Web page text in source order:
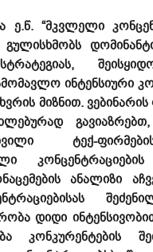
ე.წ. “მკვლელი
ინტენსიური
მიზნით.
გავიაზრებთ,
ტექ-
ანალიზი
დიდი
კონკურენტების